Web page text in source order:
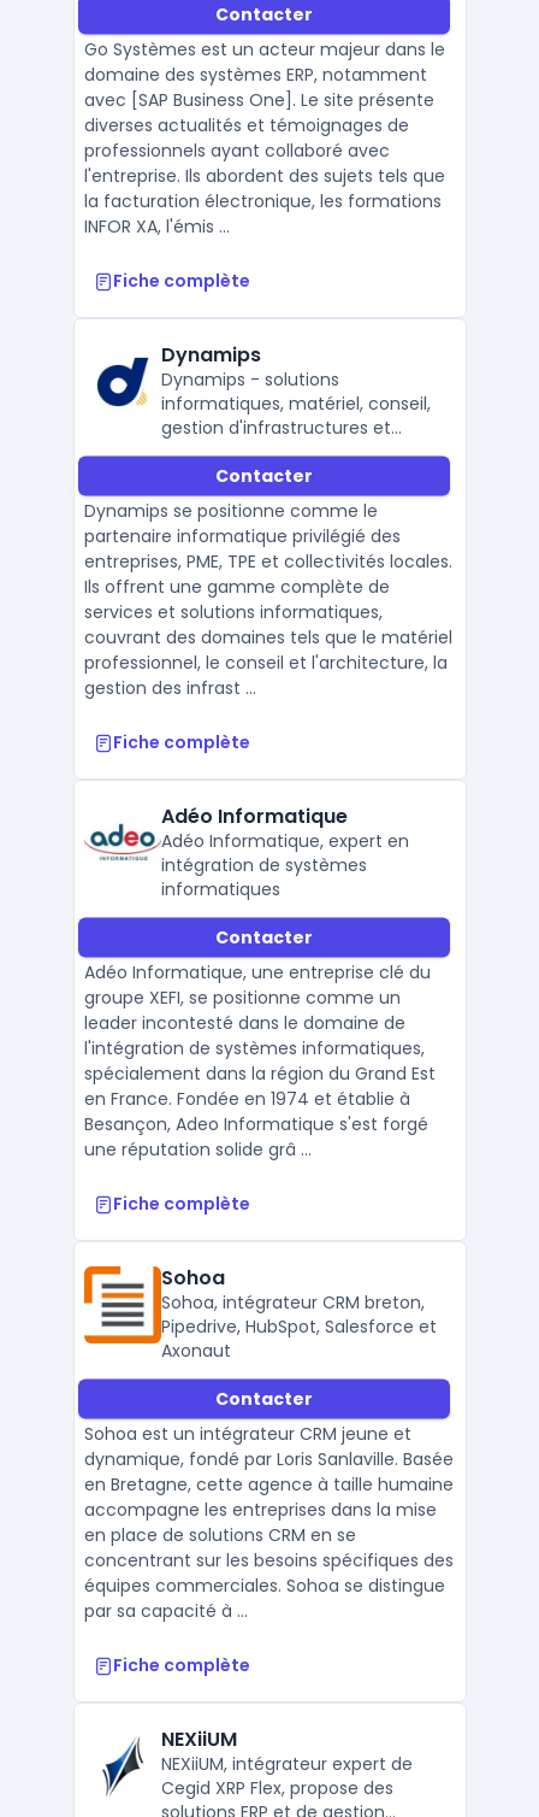
Contacter
Go Systèmes est un acteur majeur dans le
domaine des systèmes ERP, notamment
avec [SAP Business One]. Le site présente
diverses actualités et témoignages de
professionnels ayant collaboré avec
l'entreprise. Ils abordent des sujets tels que
la facturation électronique, les formations
INFOR XA, l'émis ...
Fiche complète
Dynamips
Dynamips - solutions
informatiques, matériel, conseil,
gestion d'infrastructures et
sécurité
Contacter
Dynamips se positionne comme le
partenaire informatique privilégié des
entreprises, PME, TPE et collectivités locales.
Ils offrent une gamme complète de
services et solutions informatiques,
couvrant des domaines tels que le matériel
professionnel, le conseil et l'architecture, la
gestion des infrast ...
Fiche complète
Adéo Informatique
Adéo Informatique, expert en
intégration de systèmes
informatiques
Contacter
Adéo Informatique, une entreprise clé du
groupe XEFI, se positionne comme un
leader incontesté dans le domaine de
l'intégration de systèmes informatiques,
spécialement dans la région du Grand Est
en France. Fondée en 1974 et établie à
Besançon, Adeo Informatique s'est forgé
une réputation solide grâ ...
Fiche complète
Sohoa
Sohoa, intégrateur CRM breton,
Pipedrive, HubSpot, Salesforce et
Axonaut
Contacter
Sohoa est un intégrateur CRM jeune et
dynamique, fondé par Loris Sanlaville. Basée
en Bretagne, cette agence à taille humaine
accompagne les entreprises dans la mise
en place de solutions CRM en se
concentrant sur les besoins spécifiques des
équipes commerciales. Sohoa se distingue
par sa capacité à ...
Fiche complète
NEXiiUM
NEXiiUM, intégrateur expert de
Cegid XRP Flex, propose des
solutions ERP et de gestion